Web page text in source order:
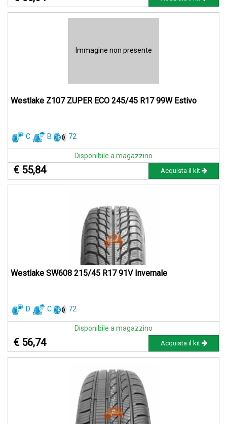
Immagine non presente
Westlake Z107 ZUPER ECO 245/45 R17 99W Estivo
C B 72
Disponibile a magazzino
€ 55,84 Acquista il kit
Westlake SW608 215/45 R17 91V Invernale
D C 72
Disponibile a magazzino
€ 56,74 Acquista il kit